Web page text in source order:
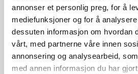
annonser et personlig preg, for å
mediefunksjoner og for å
dessuten informasjon om hvordan
vårt, med partnerne våre innen
annonsering og analysearbeid,
med annen informasjon du har
Meta Meta utsatt utrullingen
Facebook, Instagram, Nyhet